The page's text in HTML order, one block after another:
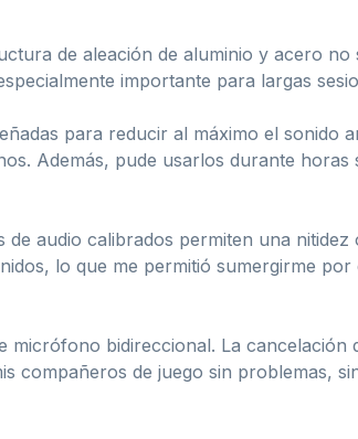
de aleación de aluminio y acero no
importante para largas
para reducir al máximo el sonido
Además, pude usarlos durante horas
audio calibrados permiten una nitidez
lo que me permitió sumergirme
micrófono bidireccional. La cancelación
compañeros de juego sin problemas,